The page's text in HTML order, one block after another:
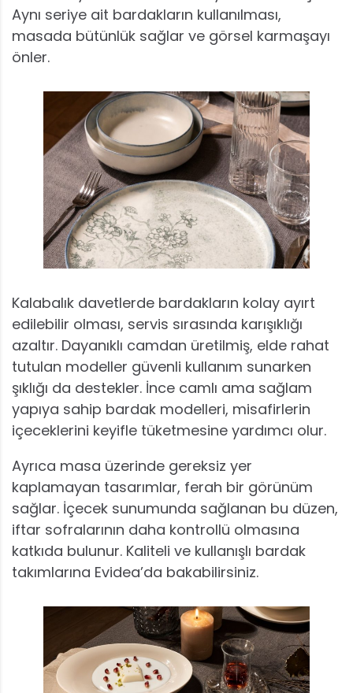
Aynı seriye ait bardakların kullanılması,
masada bütünlük sağlar ve görsel karmaşayı
önler.
Kalabalık davetlerde bardakların kolay ayırt
edilebilir olması, servis sırasında karışıklığı
azaltır. Dayanıklı camdan üretilmiş, elde rahat
tutulan modeller güvenli kullanım sunarken
şıklığı da destekler. İnce camlı ama sağlam
yapıya sahip bardak modelleri, misafirlerin
içeceklerini keyifle tüketmesine yardımcı olur.
Ayrıca masa üzerinde gereksiz yer
kaplamayan tasarımlar, ferah bir görünüm
sağlar. İçecek sunumunda sağlanan bu düzen,
iftar sofralarının daha kontrollü olmasına
katkıda bulunur. Kaliteli ve kullanışlı bardak
takımlarına Evidea’da bakabilirsiniz.